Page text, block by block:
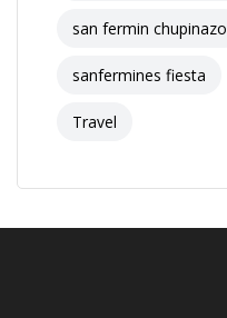
san fermin chupinazo
sanfermines fiesta
Travel